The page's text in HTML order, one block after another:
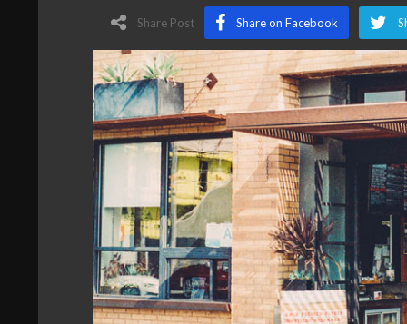
Share Post Share on Facebook